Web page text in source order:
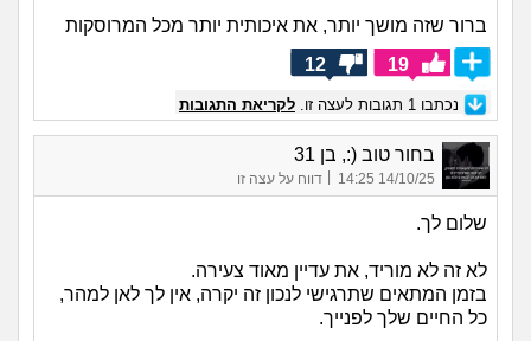
ברור שזה מושך יותר, את איכותית יותר מכל המרוסקות
19
12
נכתבו 1 תגובות לעצה זו. לקריאת התגובות
בחור טוב (:, בן 31
14/10/25 14:25 דווח על עצה זו
שלום לך.
לא זה לא מוריד, את עדיין מאוד צעירה.
בזמן המתאים שתרגישי לנכון זה יקרה, אין לך לאן למהר,
כל החיים שלך לפנייך.